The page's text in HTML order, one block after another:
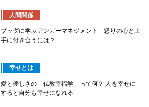
人間関係
ブッダに学ぶアンガーマネジメント 怒りの心と上
手に付き合うには？
幸せとは
愛と優しさの「仏教幸福学」って何？ 人を幸せに
すると自分も幸せになれる